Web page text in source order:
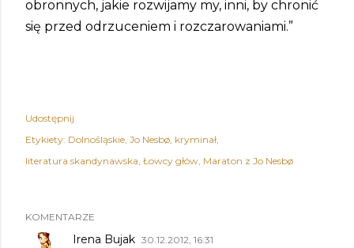
obronnych, jakie rozwijamy my, inni, by chronić
się przed odrzuceniem i rozczarowaniami.”
Udostępnij
Etykiety: Dolnośląskie Jo Nesbø kryminał
literatura skandynawska Łowcy głów Maraton z Jo Nesbø
KOMENTARZE
Irena Bujak 30.12.2012, 16:31